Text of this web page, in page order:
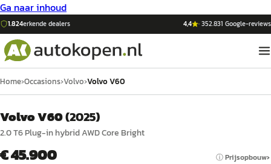
Ga naar inhoud
1.824erkende dealers 4,4 ·352.831 Google-reviews
Home›Occasions›Volvo›Volvo V60
Volvo V60(2025)
2.0 T6 Plug-in hybrid AWD Core Bright
€ 45.900 ⓘ Prijsopbouw